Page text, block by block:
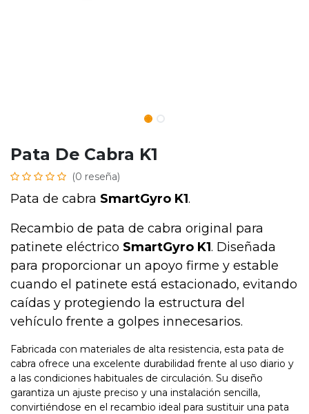
Pata De Cabra K1
(0 reseña)
Pata de cabra SmartGyro K1.
Recambio de pata de cabra original para
patinete eléctrico SmartGyro K1. Diseñada
para proporcionar un apoyo firme y estable
cuando el patinete está estacionado, evitando
caídas y protegiendo la estructura del
vehículo frente a golpes innecesarios.
Fabricada con materiales de alta resistencia, esta pata de
cabra ofrece una excelente durabilidad frente al uso diario y
a las condiciones habituales de circulación. Su diseño
garantiza un ajuste preciso y una instalación sencilla,
convirtiéndose en el recambio ideal para sustituir una pata